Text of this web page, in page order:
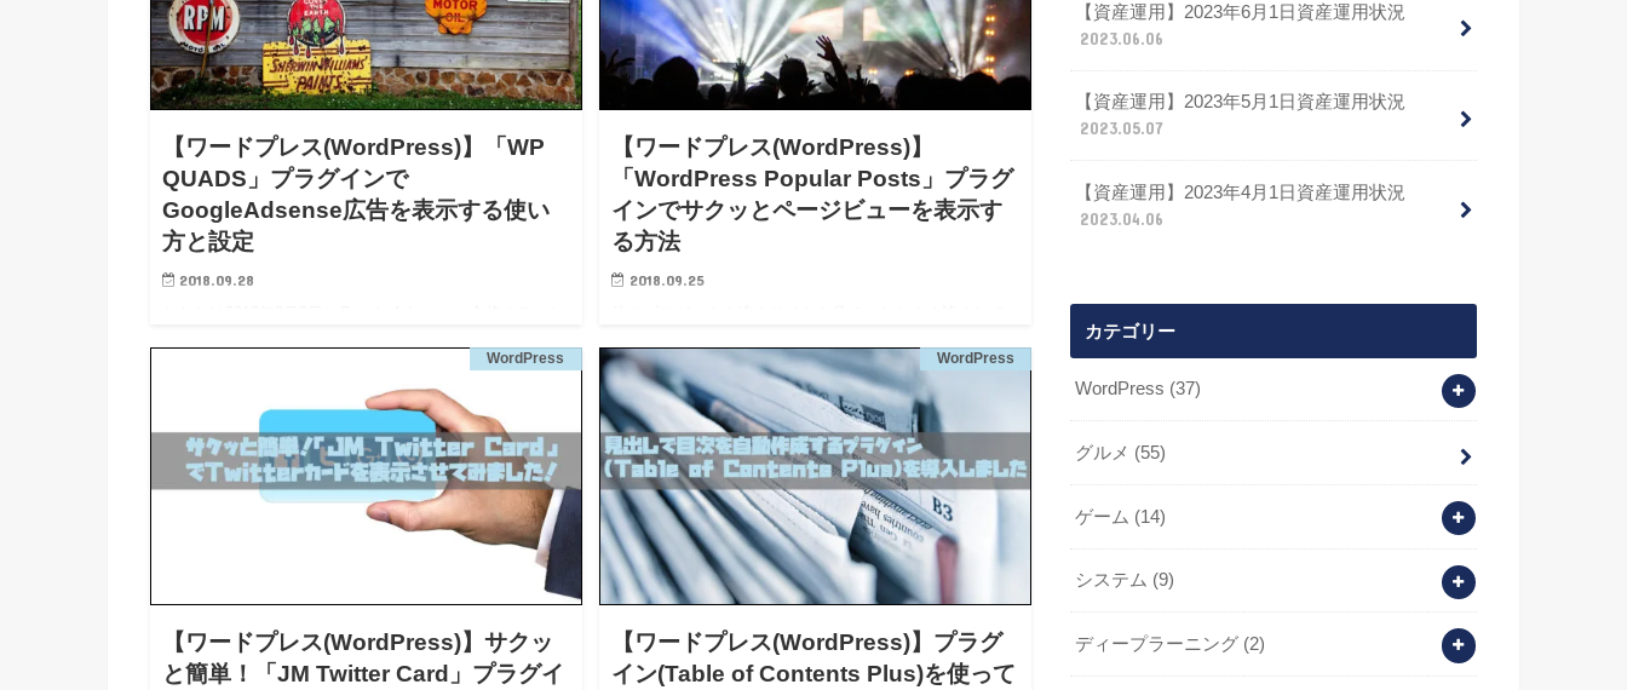
【ワードプレス(WordPress)】「WP
QUADS」プラグインで
GoogleAdsense広告を表示する使い
方と設定
2018.09.28
ていたのですが、あるタイミングから急に表示されなく
なるという状況になってしまいました。。。 なんか…
【ワードプレス(WordPress)】
「WordPress Popular Posts」プラグ
インでサクッとページビューを表示す
る方法
2018.09.25
ジビュー数を表示されていたりしていてやってみたいな
ーとずっと思っていました。 ページビューを表示するこ
とで自分のサイトの…
WordPress
【ワードプレス(WordPress)】サクッ
と簡単！「JM Twitter Card」プラグイ
WordPress
【ワードプレス(WordPress)】プラグ
イン(Table of Contents Plus)を使って
【資産運用】2023年6月1日資産運用状況
2023.06.06
【資産運用】2023年5月1日資産運用状況
2023.05.07
【資産運用】2023年4月1日資産運用状況
2023.04.06
カテゴリー
WordPress (37)
グルメ (55)
ゲーム (14)
システム (9)
ディープラーニング (2)